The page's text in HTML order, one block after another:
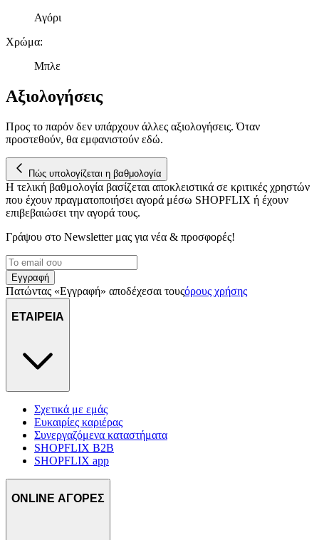
δικτύωσης, διαφημίσεων και ανάλυσης.
Αγόρι
Χρώμα:
Μπλε
Αξιολογήσεις
Προς το παρόν δεν υπάρχουν άλλες αξιολογήσεις. Όταν
προστεθούν, θα εμφανιστούν εδώ.
Πώς υπολογίζεται η βαθμολογία
Η τελική βαθμολογία βασίζεται αποκλειστικά σε κριτικές χρηστών
που έχουν πραγματοποιήσει αγορά μέσω SHOPFLIX ή έχουν
επιβεβαιώσει την αγορά τους.
Γράψου στο Νewsletter μας για νέα & προσφορές!
Εγγραφή
Πατώντας «Εγγραφή» αποδέχεσαι τουςόρους χρήσης
ΕΤΑΙΡΕΙΑ
Σχετικά με εμάς
Ευκαιρίες καριέρας
Συνεργαζόμενα καταστήματα
SHOPFLIX B2B
SHOPFLIX app
ONLINE ΑΓΟΡΕΣ